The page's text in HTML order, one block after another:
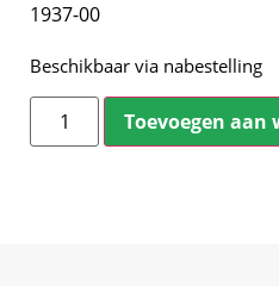
1937-00
Beschikbaar via nabestelling
Toevoegen aan